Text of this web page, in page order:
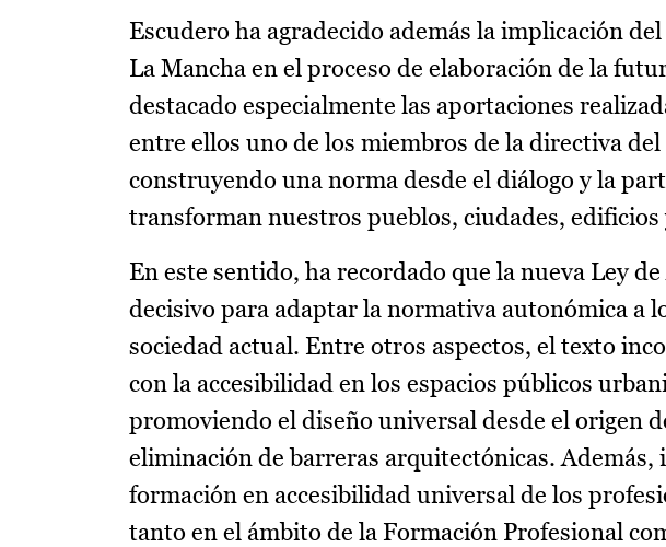
Escudero ha agradecido además la implicación
La Mancha en el proceso de elaboración de la
destacado especialmente las aportaciones
entre ellos uno de los miembros de la directiva
construyendo una norma desde el diálogo y la
transforman nuestros pueblos, ciudades, edificios
En este sentido, ha recordado que la nueva Ley
decisivo para adaptar la normativa autonómica a
sociedad actual. Entre otros aspectos, el texto
con la accesibilidad en los espacios públicos
promoviendo el diseño universal desde el origen
eliminación de barreras arquitectónicas. Además,
formación en accesibilidad universal de los
tanto en el ámbito de la Formación Profesional